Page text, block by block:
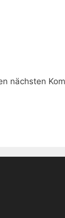
nächsten